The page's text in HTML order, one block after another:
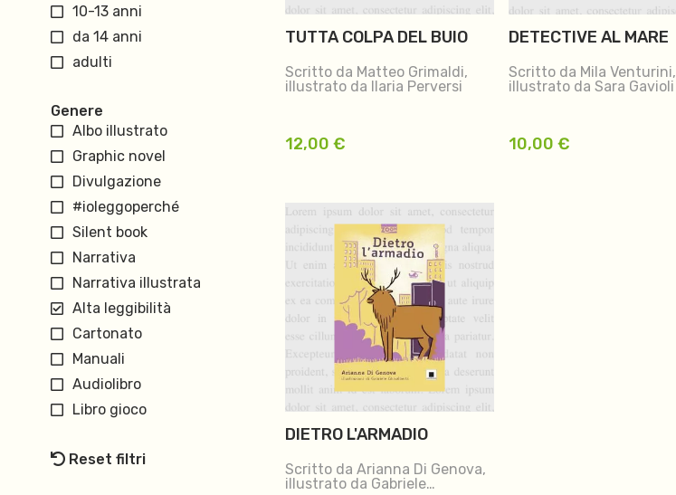
10-13 anni
da 14 anni
adulti
Genere
Albo illustrato
Graphic novel
Divulgazione
#ioleggoperché
Silent book
Narrativa
Narrativa illustrata
Alta leggibilità
Cartonato
Manuali
Audiolibro
Libro gioco
Reset filtri
TUTTA COLPA DEL BUIO
Scritto da Matteo Grimaldi,
illustrato da Ilaria Perversi
12,00€
DETECTIVE AL MARE
Scritto da Mila Venturini,
illustrato da Sara Gavioli
10,00€
DIETRO L'ARMADIO
Scritto da Arianna Di Genova,
illustrato da Gabriele